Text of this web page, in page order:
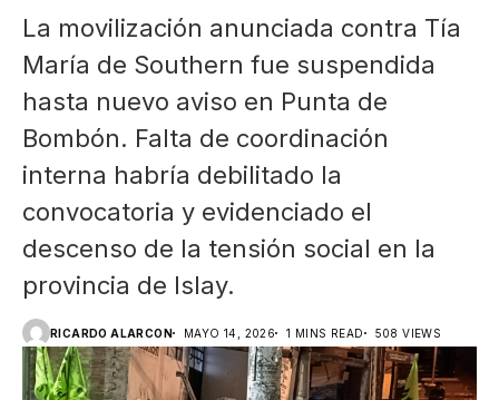
La movilización anunciada contra Tía
María de Southern fue suspendida
hasta nuevo aviso en Punta de
Bombón. Falta de coordinación
interna habría debilitado la
convocatoria y evidenciado el
descenso de la tensión social en la
provincia de Islay.
RICARDO ALARCON MAYO 14, 2026 1 MINS READ 508 VIEWS